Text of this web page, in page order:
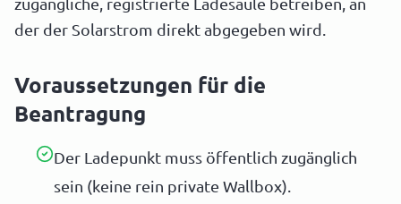
zugängliche, registrierte Ladesäule betreiben, an
der der Solarstrom direkt abgegeben wird.
Voraussetzungen für die
Beantragung
Der Ladepunkt muss öffentlich zugänglich
sein (keine rein private Wallbox).